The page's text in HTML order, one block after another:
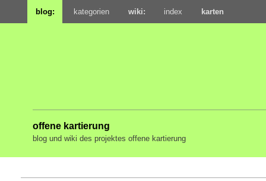
blog: kategorien wiki: index karten
offene kartierung
blog und wiki des projektes offene kartierung